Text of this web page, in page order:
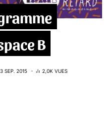
B
SEP. 2015
2,0K VUES